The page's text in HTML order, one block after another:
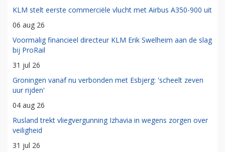
KLM stelt eerste commerciële vlucht met Airbus A350-900 uit
06 aug 26
Voormalig financieel directeur KLM Erik Swelheim aan de slag
bij ProRail
31 jul 26
Groningen vanaf nu verbonden met Esbjerg: 'scheelt zeven
uur rijden'
04 aug 26
Rusland trekt vliegvergunning Izhavia in wegens zorgen over
veiligheid
31 jul 26